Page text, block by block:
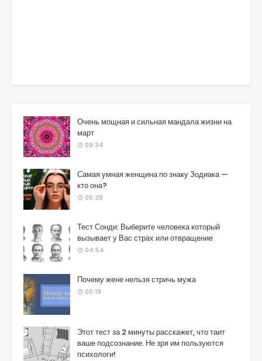
Очень мощная и сильная мандала жизни на
март
09:34
Самая умная женщина по знаку Зодиака —
кто она?
05:38
Тест Сонди: Выберите человека который
вызывает у Вас страх или отвращение
04:54
Почему жене нельзя стричь мужа
00:19
Этот тест за 2 минуты расскажет, что таит
ваше подсознание. Не зря им пользуются
психологи!